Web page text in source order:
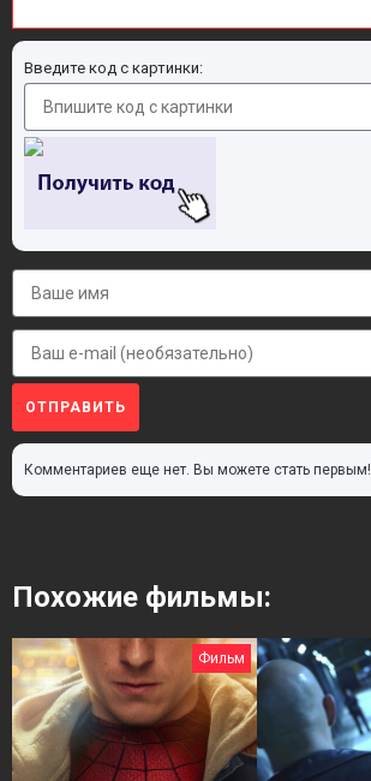
Введите код с картинки:
ОТПРАВИТЬ
Комментариев еще нет. Вы можете стать первым!
Похожие фильмы:
Фильм